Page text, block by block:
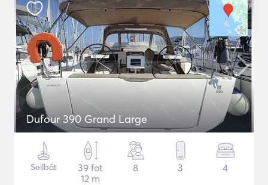
Dufour 390 Grand Large
Seilbåt
39 fot
12 m
8 3 4